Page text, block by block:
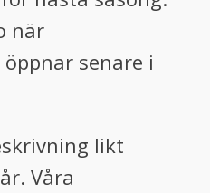
när
senare i
likt
Våra